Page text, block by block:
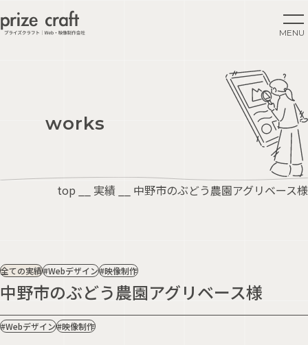
MENU
works
top 実績 中野市のぶどう農園アグリベース様
全ての実績#Webデザイン#映像制作
中野市のぶどう農園アグリベース様
#Webデザイン#映像制作